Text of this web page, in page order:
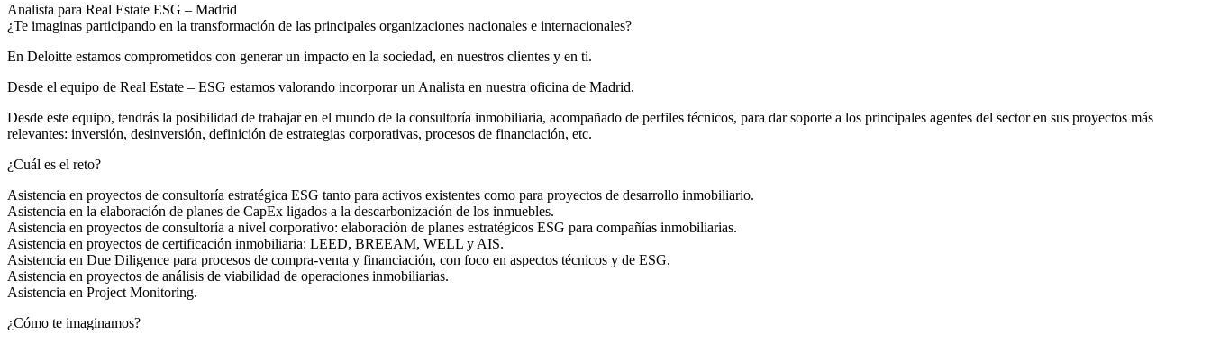
Analista para Real Estate ESG – Madrid
¿Te imaginas participando en la transformación de las principales organizaciones nacionales e internacionales?
En Deloitte estamos comprometidos con generar un impacto en la sociedad, en nuestros clientes y en ti.
Desde el equipo de Real Estate – ESG estamos valorando incorporar un Analista en nuestra oficina de Madrid.
Desde este equipo, tendrás la posibilidad de trabajar en el mundo de la consultoría inmobiliaria, acompañado de perfiles técnicos, para dar soporte a los principales agentes del sector en sus proyectos más
relevantes: inversión, desinversión, definición de estrategias corporativas, procesos de financiación, etc.
¿Cuál es el reto?
Asistencia en proyectos de consultoría estratégica ESG tanto para activos existentes como para proyectos de desarrollo inmobiliario.
Asistencia en la elaboración de planes de CapEx ligados a la descarbonización de los inmuebles.
Asistencia en proyectos de consultoría a nivel corporativo: elaboración de planes estratégicos ESG para compañías inmobiliarias.
Asistencia en proyectos de certificación inmobiliaria: LEED, BREEAM, WELL y AIS.
Asistencia en Due Diligence para procesos de compra-venta y financiación, con foco en aspectos técnicos y de ESG.
Asistencia en proyectos de análisis de viabilidad de operaciones inmobiliarias.
Asistencia en Project Monitoring.
¿Cómo te imaginamos?